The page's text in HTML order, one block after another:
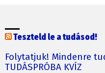
Teszteld le a tudásod!
Folytatjuk! Mindenre
TUDÁSPRÓBA KVÍZ